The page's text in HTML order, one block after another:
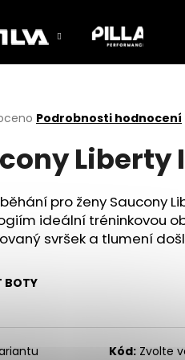
Podrobnosti hodnocení
Liberty
pro ženy Saucony
ideální tréninkovou
svršek a tlumení
BOTY
Kód: Zvolte